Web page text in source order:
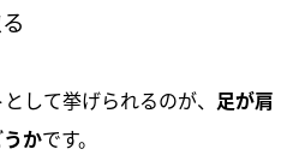
して挙げられるのが、 足が肩
かです。